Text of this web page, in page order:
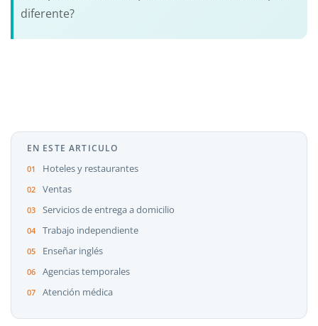
diferente?
EN ESTE ARTICULO
Hoteles y restaurantes
Ventas
Servicios de entrega a domicilio
Trabajo independiente
Enseñar inglés
Agencias temporales
Atención médica